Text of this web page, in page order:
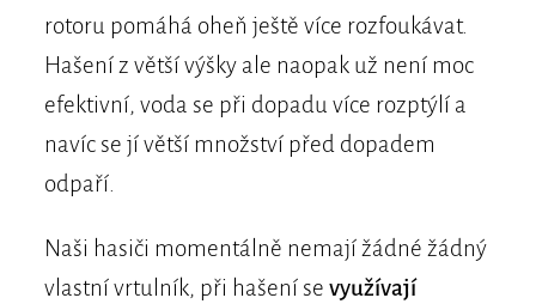
rotoru pomáhá oheň ještě více rozfoukávat.
Hašení z větší výšky ale naopak už není moc
efektivní, voda se při dopadu více rozptýlí a
navíc se jí větší množství před dopadem
odpaří.
Naši hasiči momentálně nemají žádné žádný
vlastní vrtulník, při hašení se využívají